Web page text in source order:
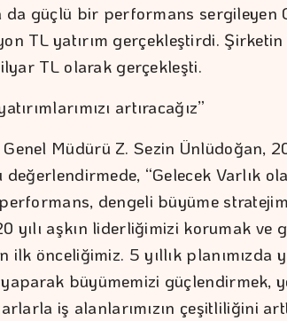
da güçlü bir performans sergileyen
TL yatırım gerçekleştirdi.
TL olarak gerçekleşti.
artıracağız”
Genel Müdürü Z. Sezin Ünlüdoğan,
değerlendirmede, “Gelecek Varlık
dengeli büyüme
yılı aşkın liderliğimizi korumak ve
önceliğimiz. 5 yıllık planımızda
büyümemizi güçlendirmek,
iş alanlarımızın çeşitliliğini